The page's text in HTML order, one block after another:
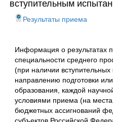
вступительным
Результаты приема
Информация о результатах
специальности среднего
(при наличии
направлению подготовки
образования, каждой
условиями приема (на
бюджетных ассигнований